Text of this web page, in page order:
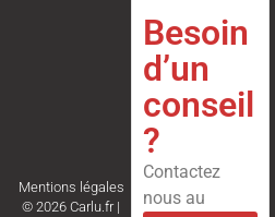
Mentions légales
© 2026 Carlu.fr |
Besoin
d’un
conseil
?
Contactez
nous au